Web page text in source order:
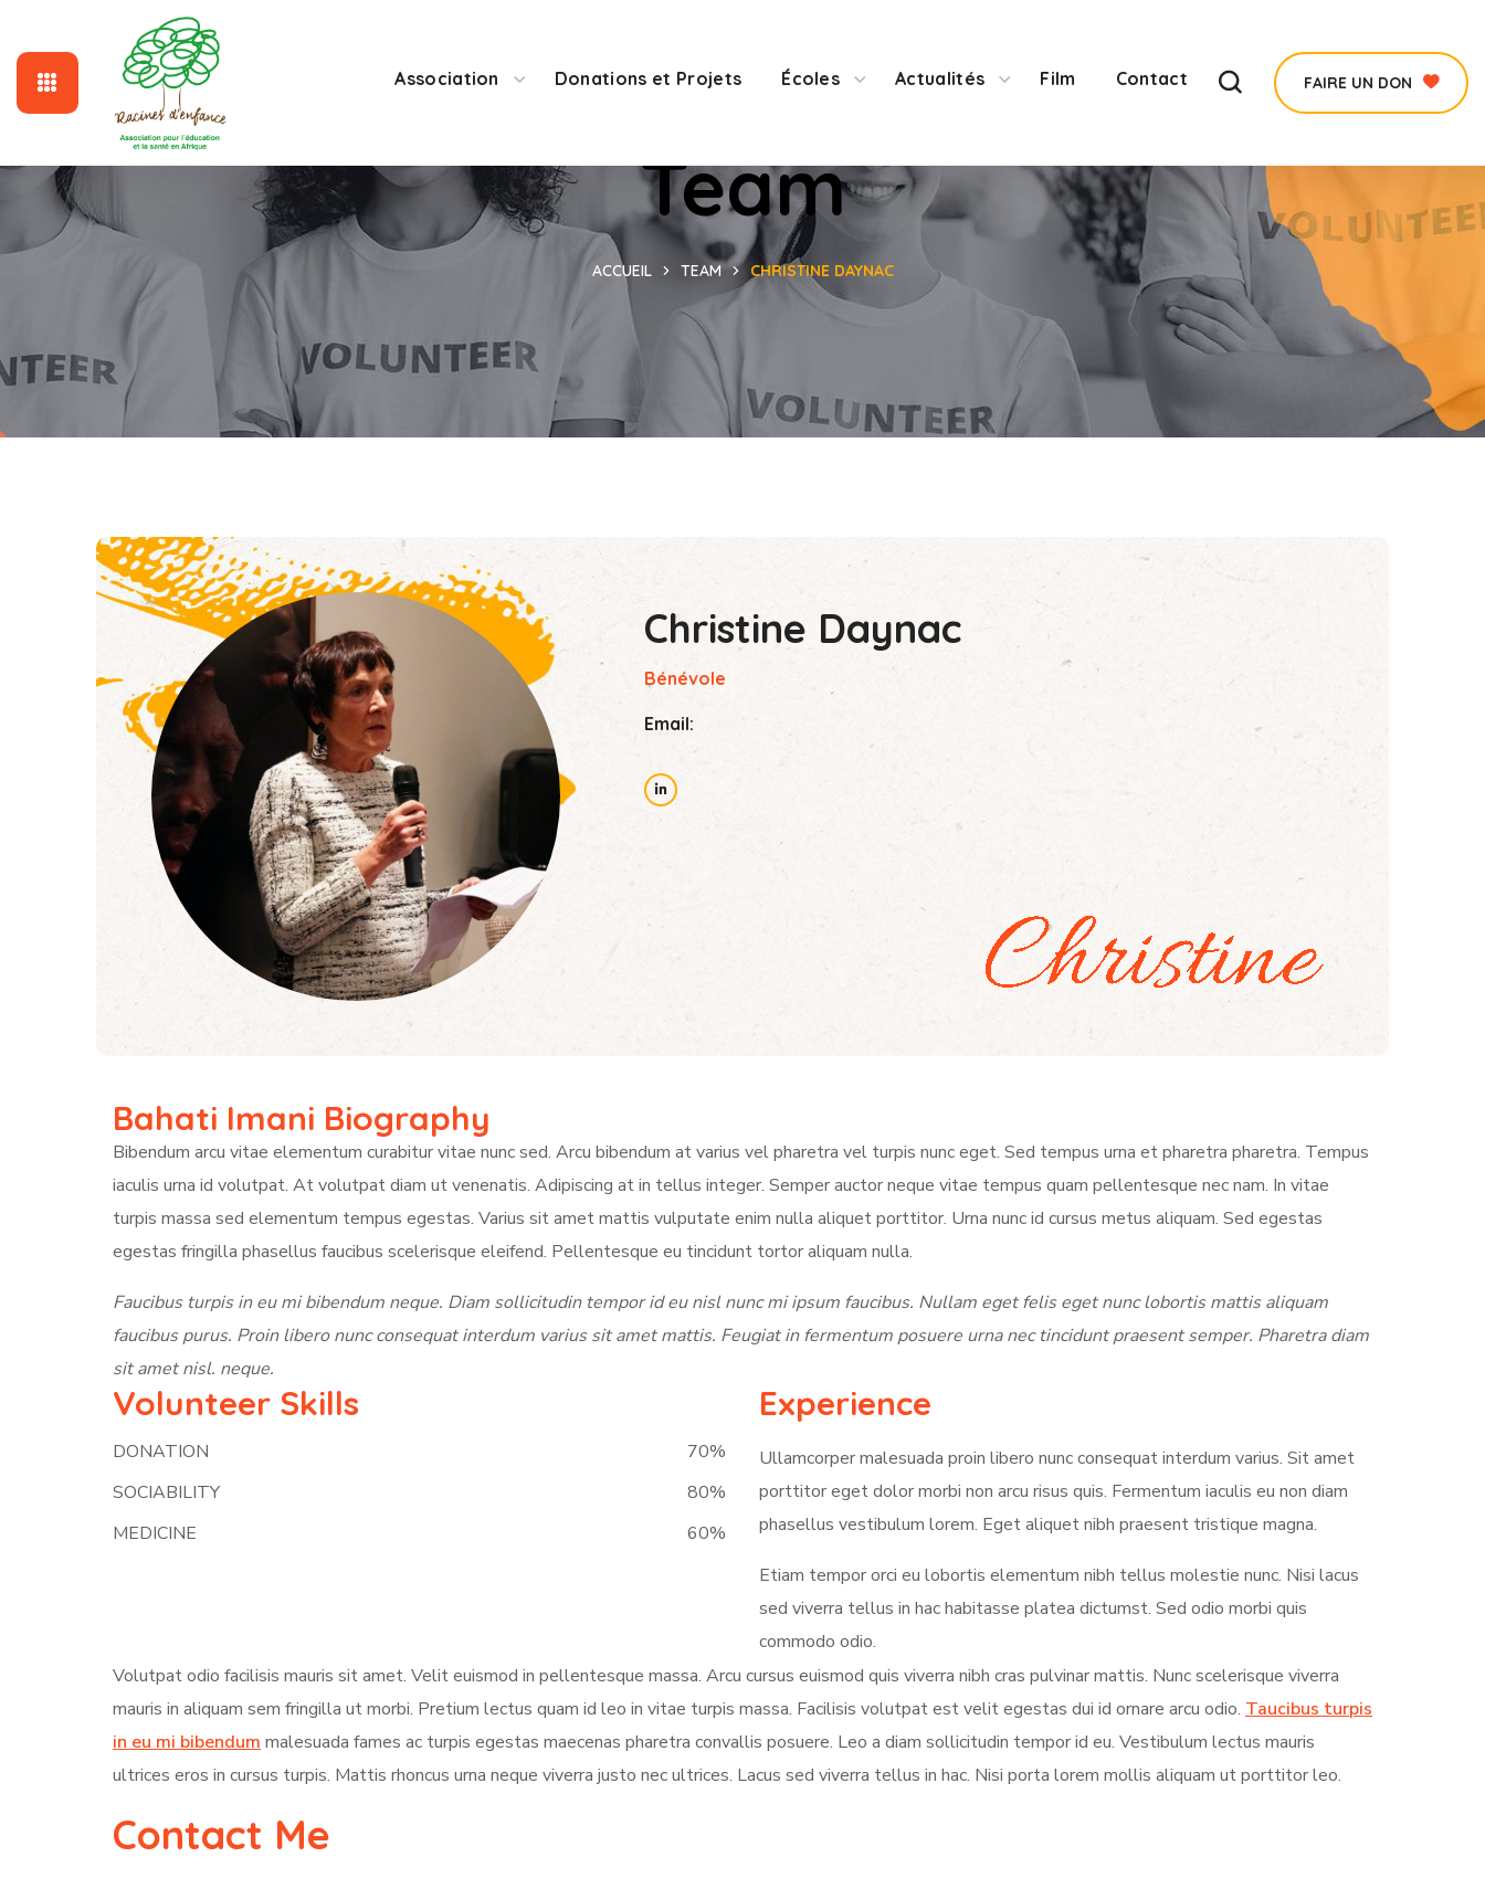
Association Donations et Projets Écoles Actualités Film Contact FAIRE UN DON
Team
ACCUEIL TEAM CHRISTINE DAYNAC
Christine Daynac
Bénévole
Email:
Bahati Imani Biography
Bibendum arcu vitae elementum curabitur vitae nunc sed. Arcu bibendum at varius vel pharetra vel turpis nunc eget. Sed tempus urna et pharetra pharetra. Tempus
iaculis urna id volutpat. At volutpat diam ut venenatis. Adipiscing at in tellus integer. Semper auctor neque vitae tempus quam pellentesque nec nam. In vitae
turpis massa sed elementum tempus egestas. Varius sit amet mattis vulputate enim nulla aliquet porttitor. Urna nunc id cursus metus aliquam. Sed egestas
egestas fringilla phasellus faucibus scelerisque eleifend. Pellentesque eu tincidunt tortor aliquam nulla.
Faucibus turpis in eu mi bibendum neque. Diam sollicitudin tempor id eu nisl nunc mi ipsum faucibus. Nullam eget felis eget nunc lobortis mattis aliquam
faucibus purus. Proin libero nunc consequat interdum varius sit amet mattis. Feugiat in fermentum posuere urna nec tincidunt praesent semper. Pharetra diam
sit amet nisl. neque.
Volunteer Skills
DONATION 70%
SOCIABILITY
80%
MEDICINE
60%
Experience
Ullamcorper malesuada proin libero nunc consequat interdum varius. Sit amet
porttitor eget dolor morbi non arcu risus quis. Fermentum iaculis eu non diam
phasellus vestibulum lorem. Eget aliquet nibh praesent tristique magna.
Etiam tempor orci eu lobortis elementum nibh tellus molestie nunc. Nisi lacus
sed viverra tellus in hac habitasse platea dictumst. Sed odio morbi quis
commodo odio.
Volutpat odio facilisis mauris sit amet. Velit euismod in pellentesque massa. Arcu cursus euismod quis viverra nibh cras pulvinar mattis. Nunc scelerisque viverra
mauris in aliquam sem fringilla ut morbi. Pretium lectus quam id leo in vitae turpis massa. Facilisis volutpat est velit egestas dui id ornare arcu odio. Taucibus turpis
in eu mi bibendum malesuada fames ac turpis egestas maecenas pharetra convallis posuere. Leo a diam sollicitudin tempor id eu. Vestibulum lectus mauris
ultrices eros in cursus turpis. Mattis rhoncus urna neque viverra justo nec ultrices. Lacus sed viverra tellus in hac. Nisi porta lorem mollis aliquam ut porttitor leo.
Contact Me